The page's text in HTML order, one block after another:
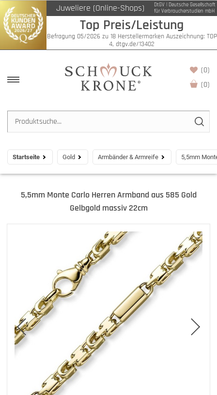
Juweliere (Online-Shops)
DtGV | Deutsche Gesellschaft
für Verbraucherstudien mbH
Top Preis/Leistung
Befragung 05/2026 zu 18 Herstellermarken Auszeichnung: TOP
4, dtgv.de/13402
(0)
(0)
Startseite Gold Armbänder & Armreife 5,5mm
5,5mm Monte Carlo Herren Armband aus 585 Gold
Gelbgold massiv 22cm